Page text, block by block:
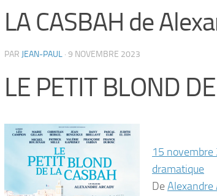
LA CASBAH de
PAR JEAN-PAUL · 9 NOVEMBRE 2023
LE PETIT BLOND
15 novembre
dramatique
DeAlexandre